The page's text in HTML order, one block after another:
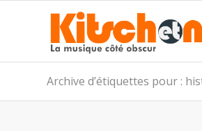
Archive d’étiquettes pour :